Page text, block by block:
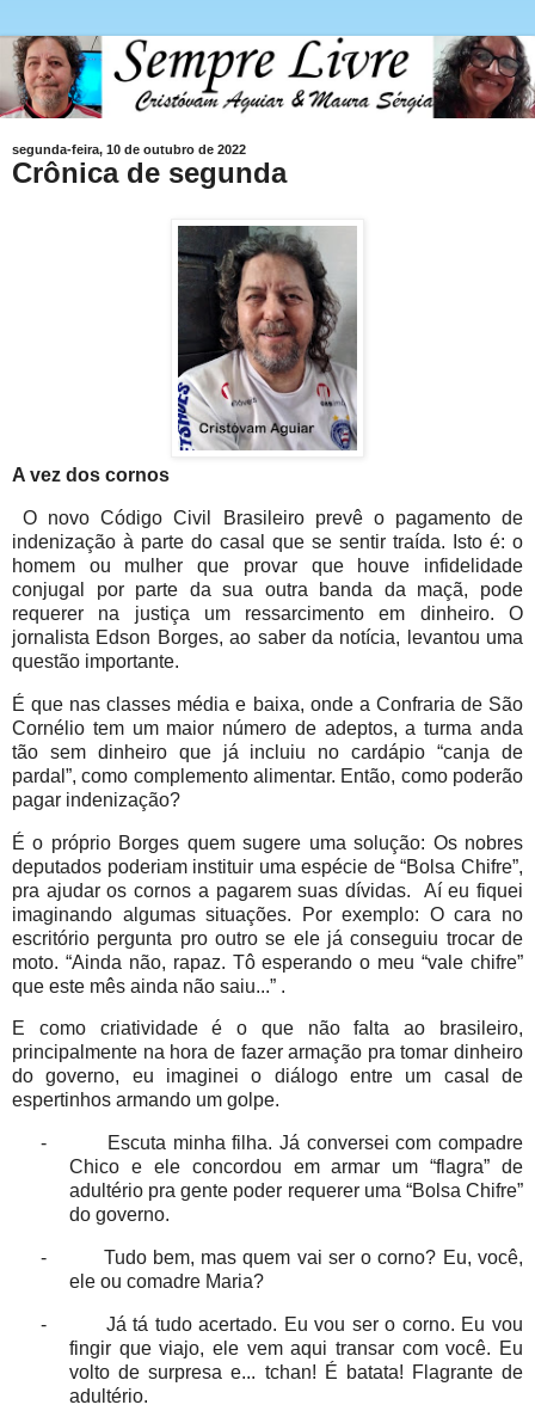
segunda-feira, 10 de outubro de 2022
Crônica de segunda
A vez dos cornos
O novo Código Civil Brasileiro prevê o pagamento de
indenização à parte do casal que se sentir traída. Isto é: o
homem ou mulher que provar que houve infidelidade
conjugal por parte da sua outra banda da maçã, pode
requerer na justiça um ressarcimento em dinheiro. O
jornalista Edson Borges, ao saber da notícia, levantou uma
questão importante.
É que nas classes média e baixa, onde a Confraria de São
Cornélio tem um maior número de adeptos, a turma anda
tão sem dinheiro que já incluiu no cardápio “canja de
pardal”, como complemento alimentar. Então, como poderão
pagar indenização?
É o próprio Borges quem sugere uma solução: Os nobres
deputados poderiam instituir uma espécie de “Bolsa Chifre”,
pra ajudar os cornos a pagarem suas dívidas.
Aí eu fiquei
imaginando algumas situações. Por exemplo: O cara no
escritório pergunta pro outro se ele já conseguiu trocar de
moto. “Ainda não, rapaz. Tô esperando o meu “vale chifre”
que este mês ainda não saiu...” .
E como criatividade é o que não falta ao brasileiro,
principalmente na hora de fazer armação pra tomar dinheiro
do governo, eu imaginei o diálogo entre um casal de
espertinhos armando um golpe.
-
Escuta minha filha. Já conversei com compadre
Chico e ele concordou em armar um “flagra” de
adultério pra gente poder requerer uma “Bolsa Chifre”
do governo.
-
Tudo bem, mas quem vai ser o corno? Eu, você,
ele ou comadre Maria?
-
Já tá tudo acertado. Eu vou ser o corno. Eu vou
fingir que viajo, ele vem aqui transar com você. Eu
volto de surpresa e... tchan! É batata! Flagrante de
adultério.